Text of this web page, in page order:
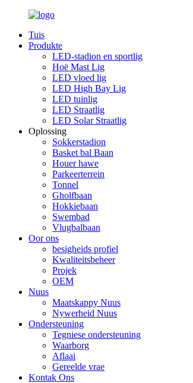
Tuis
Produkte
LED-stadion en sportlig
Hoë Mast Lig
LED vloed lig
LED High Bay Lig
LED tuinlig
LED Straatlig
LED Solar Straatlig
Oplossing
Sokkerstadion
Basket bal Baan
Houer hawe
Parkeerterrein
Tonnel
Gholfbaan
Hokkiebaan
Swembad
Vlugbalbaan
Oor ons
besigheids profiel
Kwaliteitsbeheer
Projek
OEM
Nuus
Maatskappy Nuus
Nywerheid Nuus
Ondersteuning
Tegniese ondersteuning
Waarborg
Aflaai
Gereelde vrae
Kontak Ons